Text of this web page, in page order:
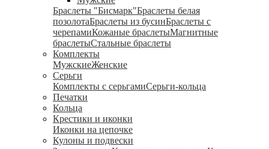
Браслеты "Бисмарк"Браслеты белая
позолотаБраслеты из бусинБраслеты с
черепамиКожаные браслетыМагнитные
браслетыСтальные браслеты
Комплекты
МужскиеЖенские
Серьги
Комплекты с серьгамиСерьги-кольца
Печатки
Кольца
Крестики и иконки
Иконки на цепочке
Кулоны и подвески